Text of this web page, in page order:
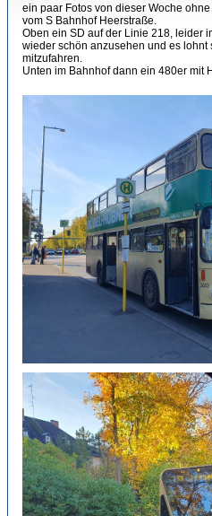
ein paar Fotos von dieser Woche
vom S Bahnhof Heerstraße.
Oben ein SD auf der Linie 218, leider
wieder schön anzusehen und es lohnt
mitzufahren.
Unten im Bahnhof dann ein 480er mit